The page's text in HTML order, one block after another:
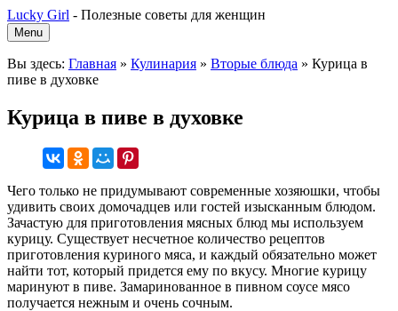
Lucky Girl - Полезные советы для женщин
Menu
Вы здесь: Главная » Кулинария » Вторые блюда » Курица в
пиве в духовке
Курица в пиве в духовке
Чего только не придумывают современные хозяюшки, чтобы
удивить своих домочадцев или гостей изысканным блюдом.
Зачастую для приготовления мясных блюд мы используем
курицу. Существует несчетное количество рецептов
приготовления куриного мяса, и каждый обязательно может
найти тот, который придется ему по вкусу. Многие курицу
маринуют в пиве. Замаринованное в пивном соусе мясо
получается нежным и очень сочным.